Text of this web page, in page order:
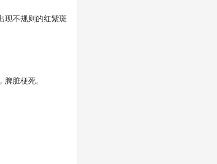
现不规则的红紫斑
脾脏梗死。